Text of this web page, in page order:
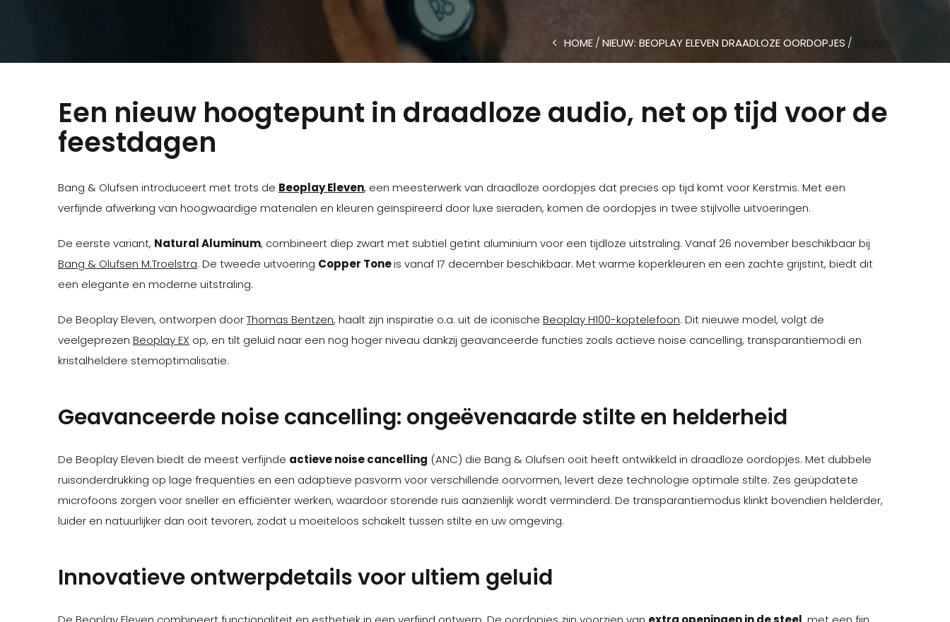
HOME NIEUW: BEOPLAY ELEVEN DRAADLOZE OORDOPJES NIEUWS
Een nieuw hoogtepunt in draadloze audio, net op tijd voor de
feestdagen
Bang & Olufsen introduceert met trots de Beoplay Eleven, een meesterwerk van draadloze oordopjes dat precies op tijd komt voor Kerstmis. Met een
verfijnde afwerking van hoogwaardige materialen en kleuren geïnspireerd door luxe sieraden, komen de oordopjes in twee stijlvolle uitvoeringen.
De eerste variant, Natural Aluminum, combineert diep zwart met subtiel getint aluminium voor een tijdloze uitstraling. Vanaf 26 november beschikbaar bij
Bang & Olufsen M.Troelstra. De tweede uitvoering Copper Toneis vanaf 17 december beschikbaar. Met warme koperkleuren en een zachte grijstint, biedt dit
een elegante en moderne uitstraling.
De Beoplay Eleven, ontworpen doorThomas Bentzen, haalt zijn inspiratie o.a. uit de iconische Beoplay H100-koptelefoon. Dit nieuwe model, volgt de
veelgeprezen Beoplay EX op, en tilt geluid naar een nog hoger niveau dankzij geavanceerde functies zoals actieve noise cancelling, transparantiemodi en
kristalheldere stemoptimalisatie.
Geavanceerde noise cancelling: ongeëvenaarde stilte en helderheid
De Beoplay Eleven biedt de meest verfijnde actieve noise cancelling (ANC) die Bang & Olufsen ooit heeft ontwikkeld in draadloze oordopjes. Met dubbele
ruisonderdrukking op lage frequenties en een adaptieve pasvorm voor verschillende oorvormen, levert deze technologie optimale stilte. Zes geüpdatete
microfoons zorgen voor sneller en efficiënter werken, waardoor storende ruis aanzienlijk wordt verminderd. De transparantiemodus klinkt bovendien helderder,
luider en natuurlijker dan ooit tevoren, zodat u moeiteloos schakelt tussen stilte en uw omgeving.
Innovatieve ontwerpdetails voor ultiem geluid